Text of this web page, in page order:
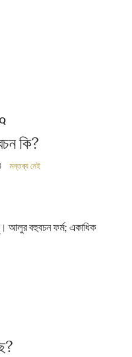
কি?
মন্তব্য নেই
বহুবচন ফর্ম; একাধিক